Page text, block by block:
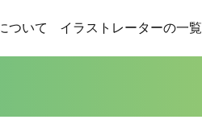
ついて イラストレーターの一覧